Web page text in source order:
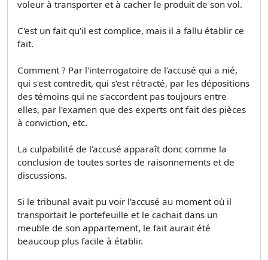
voleur à transporter et à cacher le produit de son vol.
C'est un fait qu'il est complice, mais il a fallu établir ce
fait.
Comment ? Par l'interrogatoire de l'accusé qui a nié,
qui s'est contredit, qui s'est rétracté, par les dépositions
des témoins qui ne s'accordent pas toujours entre
elles, par l'examen que des experts ont fait des pièces
à conviction, etc.
La culpabilité de l'accusé apparaît donc comme la
conclusion de toutes sortes de raisonnements et de
discussions.
Si le tribunal avait pu voir l'accusé au moment où il
transportait le portefeuille et le cachait dans un
meuble de son appartement, le fait aurait été
beaucoup plus facile à établir.